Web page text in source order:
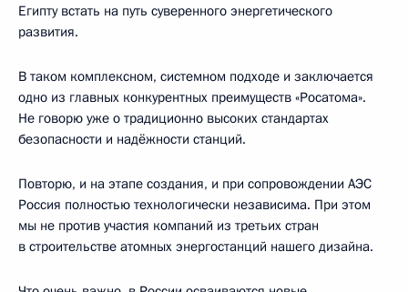
Египту встать на путь суверенного энергетического
развития.
В таком комплексном, системном подходе и заключается
одно из главных конкурентных преимуществ «Росатома».
Не говорю уже о традиционно высоких стандартах
безопасности и надёжности станций.
Повторю, и на этапе создания, и при сопровождении АЭС
Россия полностью технологически независима. При этом
мы не против участия компаний из третьих стран
в строительстве атомных энергостанций нашего дизайна.